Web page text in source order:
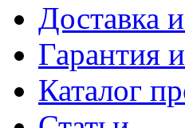
Доставка
Гарантия
Каталог